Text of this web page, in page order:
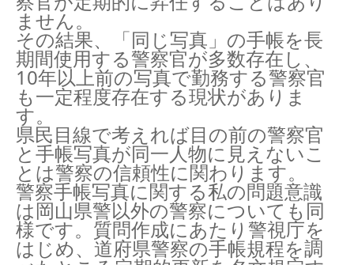
ません。
その結果、「同じ写真」の手帳を長
期間使用する警察官が多数存在し、
10年以上前の写真で勤務する警察官
も一定程度存在する現状がありま
す。
県民目線で考えれば目の前の警察官
と手帳写真が同一人物に見えないこ
とは警察の信頼性に関わります。
警察手帳写真に関する私の問題意識
は岡山県警以外の警察についても同
様です。質問作成にあたり警視庁を
はじめ、道府県警察の手帳規程を調